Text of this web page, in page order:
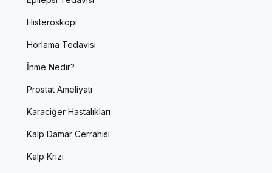
Histeroskopi
Horlama Tedavisi
İnme Nedir?
Prostat Ameliyatı
Karaciğer Hastalıkları
Kalp Damar Cerrahisi
Kalp Krizi